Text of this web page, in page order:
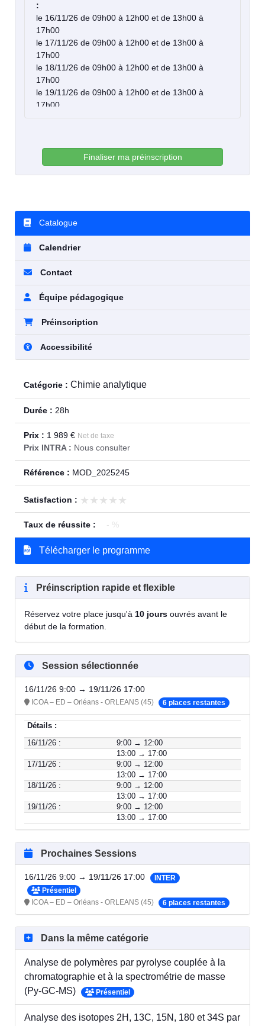
:
le 16/11/26 de 09h00 à 12h00 et de 13h00 à
17h00
le 17/11/26 de 09h00 à 12h00 et de 13h00 à
17h00
le 18/11/26 de 09h00 à 12h00 et de 13h00 à
17h00
le 19/11/26 de 09h00 à 12h00 et de 13h00 à
17h00
Finaliser ma préinscription
Catalogue
Calendrier
Contact
Équipe pédagogique
Préinscription
Accessibilité
Catégorie : Chimie analytique
Durée : 28h
Prix : 1 989 € Net de taxe
Prix INTRA : Nous consulter
Référence : MOD_2025245
Satisfaction : ★★★★★
★★★★★
Taux de réussite : - %
Télécharger le programme
Préinscription rapide et flexible
Réservez votre place jusqu'à 10 jours ouvrés avant le
début de la formation.
Session sélectionnée
16/11/26 9:00 → 19/11/26 17:00
ICOA – ED – Orléans - ORLEANS (45) 6 places restantes
Détails :
16/11/26 :
9:00 → 12:00
13:00 → 17:00
17/11/26 :
9:00 → 12:00
13:00 → 17:00
18/11/26 :
9:00 → 12:00
13:00 → 17:00
19/11/26 :
9:00 → 12:00
13:00 → 17:00
Prochaines Sessions
16/11/26 9:00 → 19/11/26 17:00
INTER
Présentiel
ICOA – ED – Orléans - ORLEANS (45)
6 places restantes
Dans la même catégorie
Analyse de polymères par pyrolyse couplée à la
chromatographie et à la spectrométrie de masse
(Py-GC-MS)
Présentiel
Analyse des isotopes 2H, 13C, 15N, 180 et 34S par